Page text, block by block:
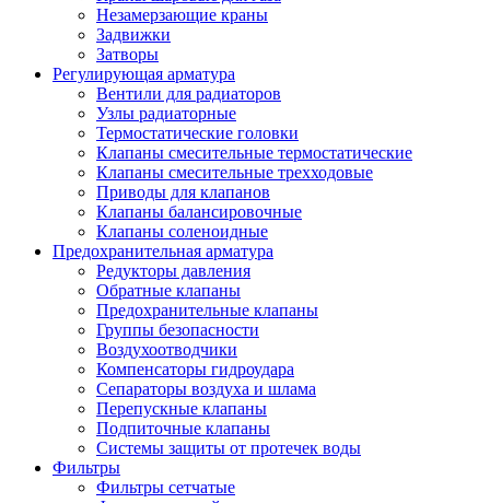
Незамерзающие краны
Задвижки
Затворы
Регулирующая арматура
Вентили для радиаторов
Узлы радиаторные
Термостатические головки
Клапаны смесительные термостатические
Клапаны смесительные трехходовые
Приводы для клапанов
Клапаны балансировочные
Клапаны соленоидные
Предохранительная арматура
Редукторы давления
Обратные клапаны
Предохранительные клапаны
Группы безопасности
Воздухоотводчики
Компенсаторы гидроудара
Сепараторы воздуха и шлама
Перепускные клапаны
Подпиточные клапаны
Системы защиты от протечек воды
Фильтры
Фильтры сетчатые